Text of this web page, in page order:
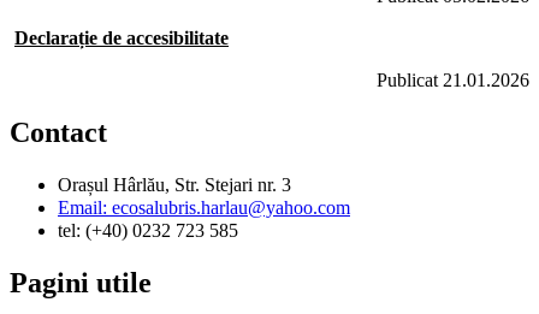
Declarație de accesibilitate
Publicat 21.01.2026
Contact
Orașul Hârlău, Str. Stejari nr. 3
Email: ecosalubris.harlau@yahoo.com
tel: (+40) 0232 723 585
Pagini utile